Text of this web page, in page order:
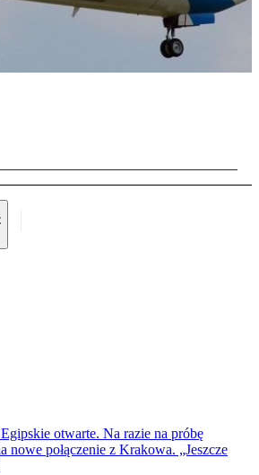
otwarte. Na razie na próbę
nowe połączenie z Krakowa. „Jeszcze